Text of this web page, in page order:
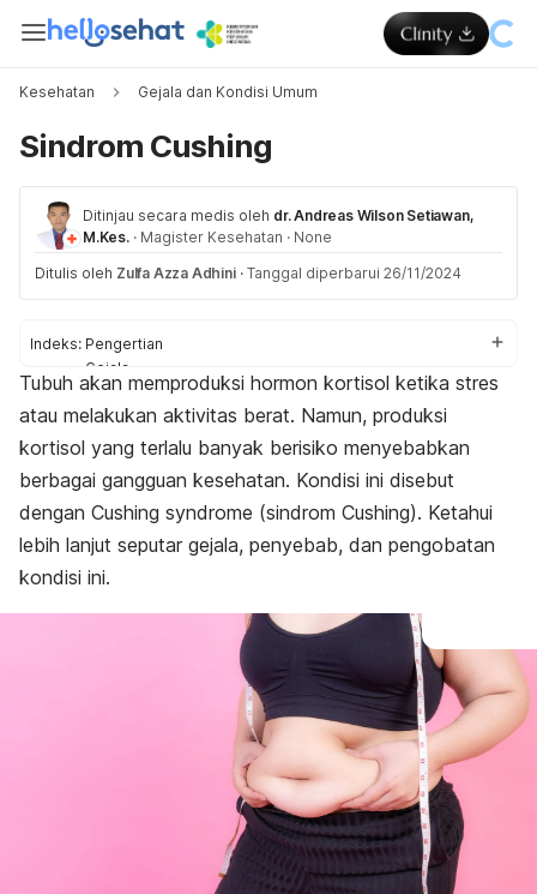
Kesehatan Gejala dan Kondisi Umum
Sindrom Cushing
Ditinjau secara medis oleh dr. Andreas Wilson Setiawan,
M.Kes. · Magister Kesehatan · None
Ditulis oleh Zulfa Azza Adhini · Tanggal diperbarui 26/11/2024
Indeks: Pengertian
Gejala
Penyebab
Faktor risiko
Diagnosis
Pengobatan
Perawatan rumahan
Tubuh akan memproduksi hormon kortisol ketika stres
atau melakukan aktivitas berat. Namun, produksi
kortisol yang terlalu banyak berisiko menyebabkan
berbagai gangguan kesehatan. Kondisi ini disebut
dengan Cushing syndrome (sindrom Cushing). Ketahui
lebih lanjut seputar gejala, penyebab, dan pengobatan
kondisi ini.